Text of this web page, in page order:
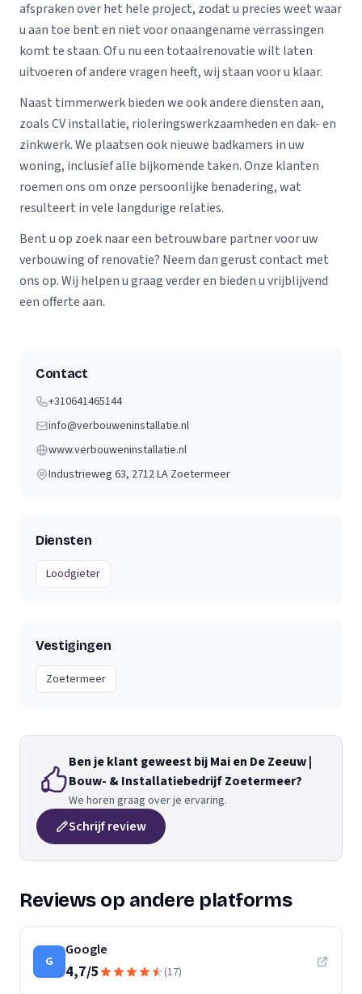
afspraken over het hele project, zodat u precies weet waar
u aan toe bent en niet voor onaangename verrassingen
komt te staan. Of u nu een totaalrenovatie wilt laten
uitvoeren of andere vragen heeft, wij staan voor u klaar.
Naast timmerwerk bieden we ook andere diensten aan,
zoals CV installatie, rioleringswerkzaamheden en dak- en
zinkwerk. We plaatsen ook nieuwe badkamers in uw
woning, inclusief alle bijkomende taken. Onze klanten
roemen ons om onze persoonlijke benadering, wat
resulteert in vele langdurige relaties.
Bent u op zoek naar een betrouwbare partner voor uw
verbouwing of renovatie? Neem dan gerust contact met
ons op. Wij helpen u graag verder en bieden u vrijblijvend
een offerte aan.
Contact
+310641465144
info@verbouweninstallatie.nl
www.verbouweninstallatie.nl
Industrieweg 63, 2712 LA Zoetermeer
Diensten
Loodgieter
Vestigingen
Zoetermeer
Ben je klant geweest bij Mai en De Zeeuw |
Bouw- & Installatiebedrijf Zoetermeer?
We horen graag over je ervaring.
Schrijf review
Reviews op andere platforms
G
Google
4,7/5 (17)